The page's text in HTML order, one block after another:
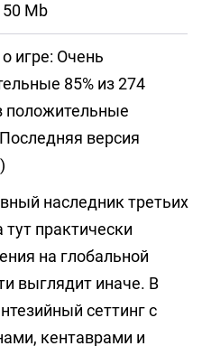
Mb
игре: Очень
85% из 274
положительные
Последняя версия
наследник третьих
практически
на глобальной
выглядит иначе. В
сеттинг с
кентаврами и